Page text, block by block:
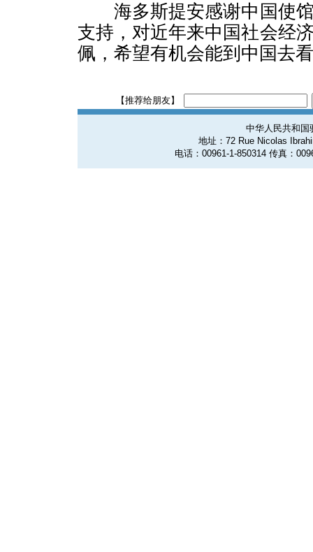
海多斯提安感谢中国使馆
支持，对近年来中国社会经
佩，希望有机会能到中国去
【推荐给朋友】
中华人民共和国
地址：72 Rue Nicolas
电话：00961-1-850314 传真：